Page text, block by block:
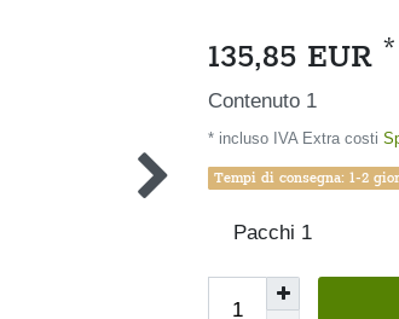
135,85 EUR *
Contenuto 1
* incluso IVA Extra costi
Tempi di consegna: 1-2
Pacchi 1